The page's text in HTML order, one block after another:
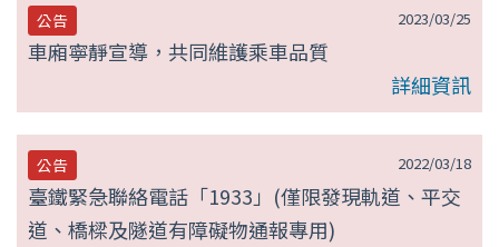
2023/03/25
公告
車廂寧靜宣導，共同維護乘車品質
詳細資訊
2022/03/18
公告
臺鐵緊急聯絡電話「1933」(僅限發現軌道、平交
道、橋樑及隧道有障礙物通報專用)